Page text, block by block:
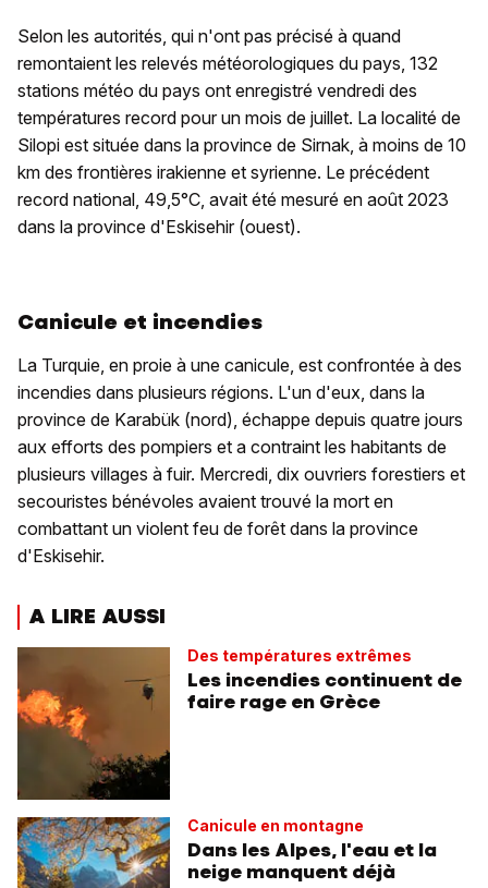
Selon les autorités, qui n'ont pas précisé à quand
remontaient les relevés météorologiques du pays, 132
stations météo du pays ont enregistré vendredi des
températures record pour un mois de juillet. La localité de
Silopi est située dans la province de Sirnak, à moins de 10
km des frontières irakienne et syrienne. Le précédent
record national, 49,5°C, avait été mesuré en août 2023
dans la province d'Eskisehir (ouest).
Canicule et incendies
La Turquie, en proie à une canicule, est confrontée à des
incendies dans plusieurs régions. L'un d'eux, dans la
province de Karabük (nord), échappe depuis quatre jours
aux efforts des pompiers et a contraint les habitants de
plusieurs villages à fuir. Mercredi, dix ouvriers forestiers et
secouristes bénévoles avaient trouvé la mort en
combattant un violent feu de forêt dans la province
d'Eskisehir.
A LIRE AUSSI
Des températures extrêmes
Les incendies continuent de
faire rage en Grèce
Canicule en montagne
Dans les Alpes, l'eau et la
neige manquent déjà